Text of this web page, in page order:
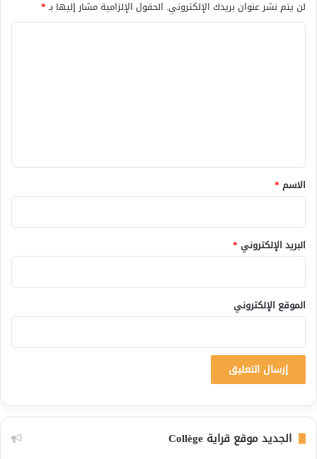
لن يتم نشر عنوان بريدك الإلكتروني. الحقول الإلزامية مشار إليها بـ*
*
الاسم *
البريد الإلكتروني *
الموقع الإلكتروني
الجديد موقع قراية Collège